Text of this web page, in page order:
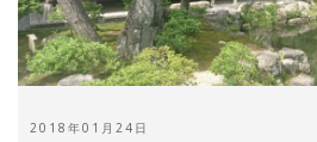
2018年01月24日